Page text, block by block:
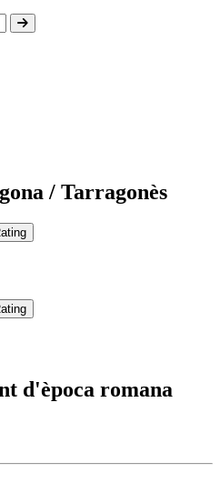
/ Tarragonès
d'època romana